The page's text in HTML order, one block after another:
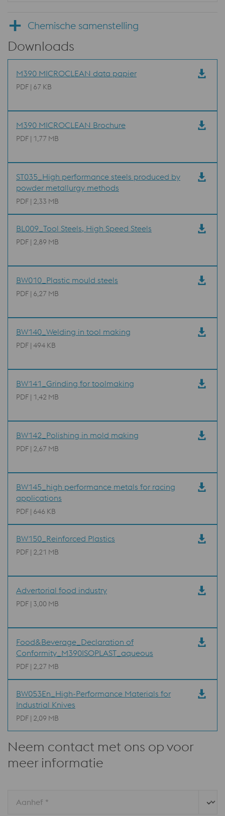
Chemische samenstelling
Downloads
M390 MICROCLEAN data papier
PDF | 67 KB
M390 MICROCLEAN Brochure
PDF | 1,77 MB
ST035_High performance steels produced by
powder metallurgy methods
PDF | 2,33 MB
BL009_Tool Steels, High Speed Steels
PDF | 2,89 MB
BW010_Plastic mould steels
PDF | 6,27 MB
BW140_Welding in tool making
PDF | 494 KB
BW141_Grinding for toolmaking
PDF | 1,42 MB
BW142_Polishing in mold making
PDF | 2,67 MB
BW145_high performance metals for racing
applications
PDF | 646 KB
BW150_Reinforced Plastics
PDF | 2,21 MB
Advertorial food industry
PDF | 3,00 MB
Food&Beverage_Declaration of
Conformity_M390ISOPLAST_aqueous
PDF | 2,27 MB
BW053En_High-Performance Materials for
Industrial Knives
PDF | 2,09 MB
Neem contact met ons op voor
meer informatie
Aanhef *